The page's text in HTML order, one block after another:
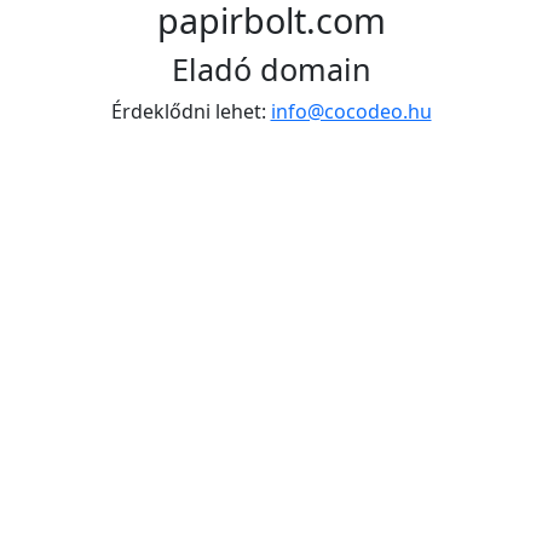
papirbolt.com
Eladó domain
Érdeklődni lehet: info@cocodeo.hu